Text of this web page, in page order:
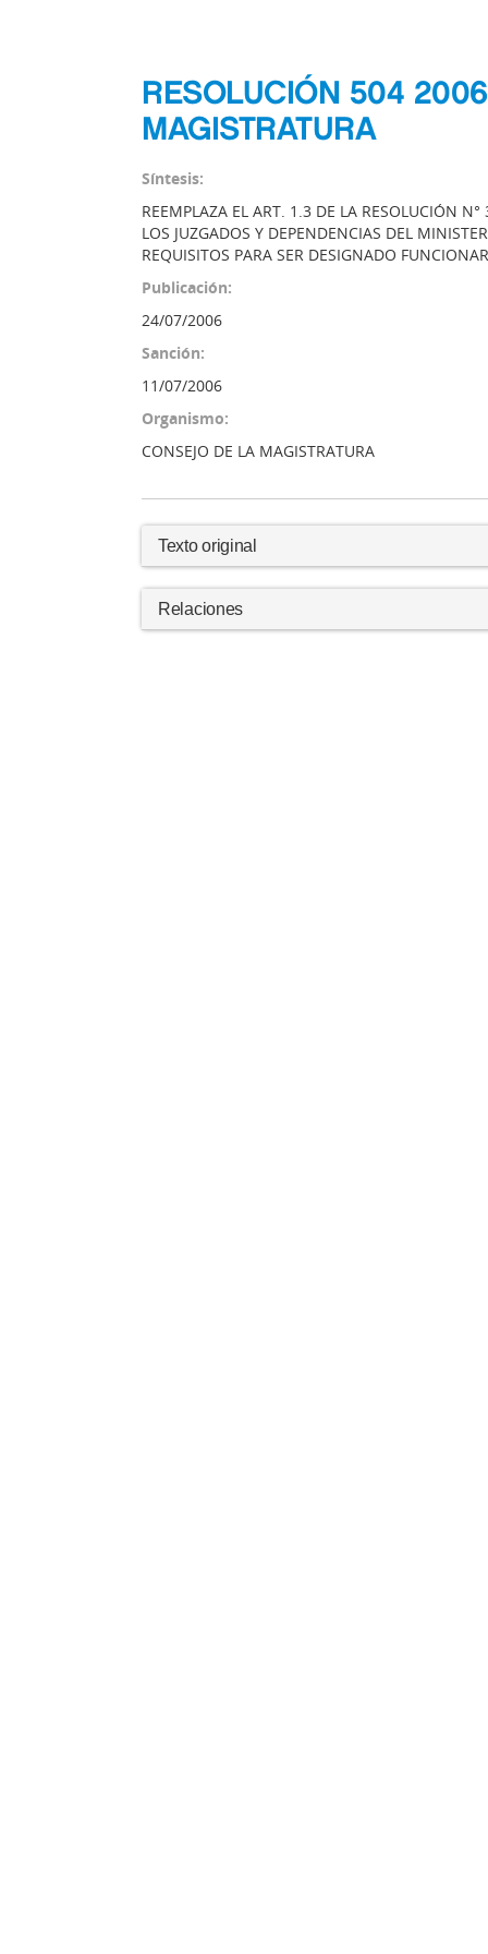
RESOLUCIÓN 504
MAGISTRATURA
Síntesis:
REEMPLAZA EL ART. 1.3 DE LA RESOLUCIÓN
LOS JUZGADOS Y DEPENDENCIAS DEL
REQUISITOS PARA SER DESIGNADO
Publicación:
24/07/2006
Sanción:
11/07/2006
Organismo:
CONSEJO DE LA MAGISTRATURA
Texto original
Relaciones